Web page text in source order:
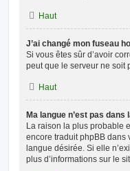
Haut
J’ai changé mon fuseau
Si vous êtes sûr d’avoir
peut que le serveur ne soit
Haut
Ma langue n’est pas dans
La raison la plus probable
encore traduit phpBB dans
langue désirée. Si elle
plus d’informations sur le